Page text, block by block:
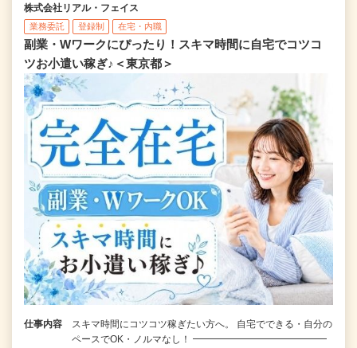
株式会社リアル・フェイス
業務委託 登録制 在宅・内職
副業・Wワークにぴったり！スキマ時間に自宅でコツコ
ツお小遣い稼ぎ♪＜東京都＞
仕事内容
スキマ時間にコツコツ稼ぎたい方へ。 自宅でできる・自分の
ペースでOK・ノルマなし！ ━━━━━━━━━━━━━━